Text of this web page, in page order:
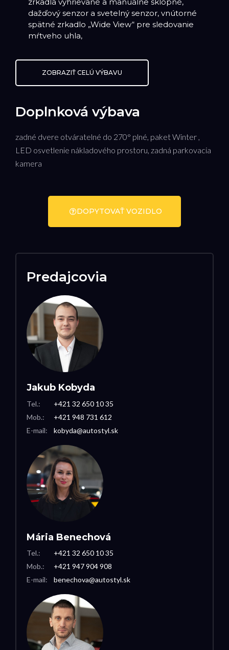
dažďový senzor a svetelný senzor, vnútorné
spätné zrkadlo „Wide View“ pre sledovanie
mŕtveho uhla,
ZOBRAZIŤ CELÚ VÝBAVU
Doplnková výbava
zadné dvere otváratelné do 270° plné, paket Winter ,
LED osvetlenie nákladového prostoru, zadná parkovacia
kamera
DOPYTOVAŤ VOZIDLO
Predajcovia
Jakub Kobyda
Tel.:
Mob.:
E-mail:
+421 32 650 10 35
+421 948 731 612
kobyda@autostyl.sk
Mária Benechová
Tel.:
Mob.:
E-mail:
+421 32 650 10 35
+421 947 904 908
benechova@autostyl.sk